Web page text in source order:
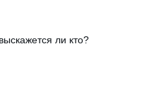
ли кто?